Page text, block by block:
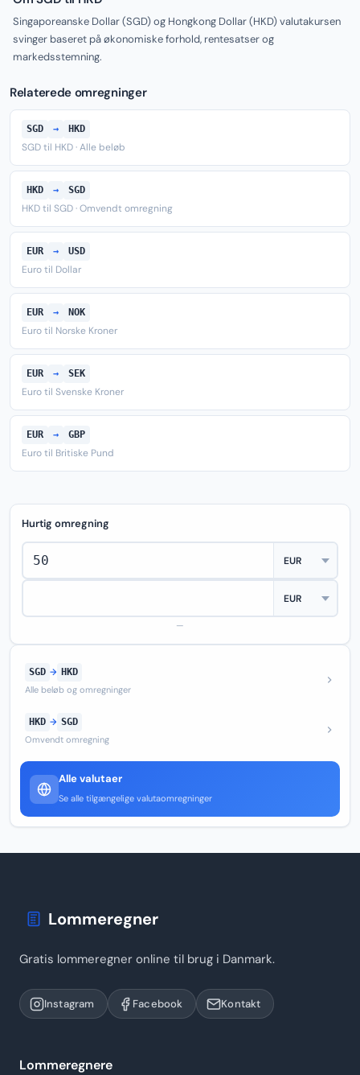
Singaporeanske Dollar (SGD) og Hongkong Dollar (HKD) valutakursen
svinger baseret på økonomiske forhold, rentesatser og
markedsstemning.
Relaterede omregninger
SGD → HKD
SGD til HKD · Alle beløb
HKD → SGD
HKD til SGD · Omvendt omregning
EUR → USD
Euro til Dollar
EUR → NOK
Euro til Norske Kroner
EUR → SEK
Euro til Svenske Kroner
EUR → GBP
Euro til Britiske Pund
Hurtig omregning
—
SGD → HKD
Alle beløb og omregninger
HKD → SGD
Omvendt omregning
Alle valutaer
Se alle tilgængelige valutaomregninger
Lommeregner
Gratis lommeregner online til brug i Danmark.
Instagram Facebook Kontakt
Lommeregnere